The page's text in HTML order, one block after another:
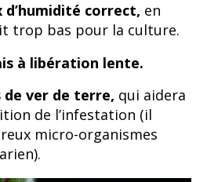
d’humidité correct, en
trop bas pour la culture.
à libération lente.
de ver de terre, qui aidera
de l’infestation (il
micro-organismes